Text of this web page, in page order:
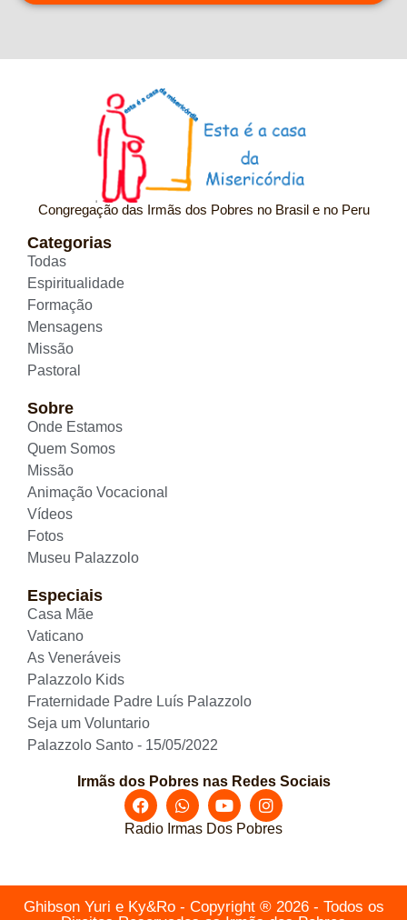
Congregação das Irmãs dos Pobres no Brasil e no Peru
Categorias
Todas
Espiritualidade
Formação
Mensagens
Missão
Pastoral
Sobre
Onde Estamos
Quem Somos
Missão
Animação Vocacional
Vídeos
Fotos
Museu Palazzolo
Especiais
Casa Mãe
Vaticano
As Veneráveis
Palazzolo Kids
Fraternidade Padre Luís Palazzolo
Seja um Voluntario
Palazzolo Santo - 15/05/2022
Irmãs dos Pobres nas Redes Sociais
Radio Irmas Dos Pobres
Ghibson Yuri e Ky&Ro - Copyright ® 2026 - Todos os